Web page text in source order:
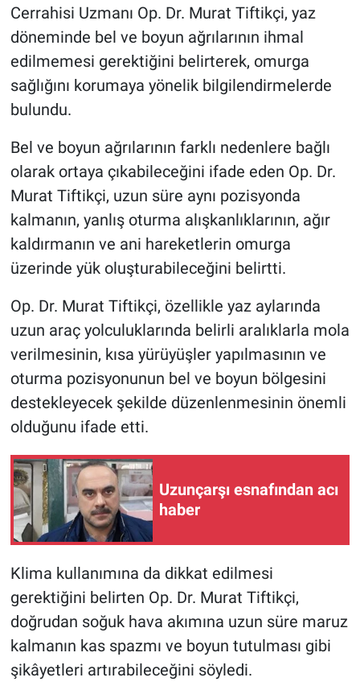
Cerrahisi Uzmanı Op. Dr. Murat Tiftikçi, yaz
döneminde bel ve boyun ağrılarının ihmal
edilmemesi gerektiğini belirterek, omurga
sağlığını korumaya yönelik bilgilendirmelerde
bulundu.
Bel ve boyun ağrılarının farklı nedenlere bağlı
olarak ortaya çıkabileceğini ifade eden Op. Dr.
Murat Tiftikçi, uzun süre aynı pozisyonda
kalmanın, yanlış oturma alışkanlıklarının, ağır
kaldırmanın ve ani hareketlerin omurga
üzerinde yük oluşturabileceğini belirtti.
Op. Dr. Murat Tiftikçi, özellikle yaz aylarında
uzun araç yolculuklarında belirli aralıklarla mola
verilmesinin, kısa yürüyüşler yapılmasının ve
oturma pozisyonunun bel ve boyun bölgesini
destekleyecek şekilde düzenlenmesinin önemli
olduğunu ifade etti.
Uzunçarşı esnafından acı
haber
Klima kullanımına da dikkat edilmesi
gerektiğini belirten Op. Dr. Murat Tiftikçi,
doğrudan soğuk hava akımına uzun süre maruz
kalmanın kas spazmı ve boyun tutulması gibi
şikâyetleri artırabileceğini söyledi.